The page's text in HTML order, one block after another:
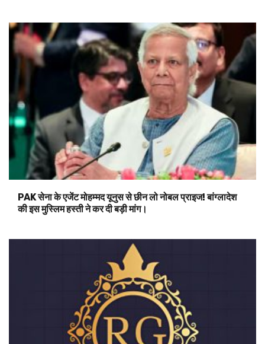
PAK सेना के एजेंट मोहम्मद यूनुस से छीन लो नोबल प्राइज! बांग्लादेश
की इस मुस्लिम हस्ती ने कर दी बड़ी मांग।